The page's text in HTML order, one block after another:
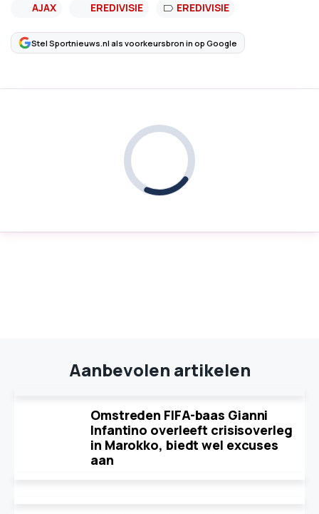
AJAX EREDIVISIE EREDIVISIE
Stel Sportnieuws.nl als voorkeursbron in op Google
Aanbevolen artikelen
Omstreden FIFA-baas Gianni
Infantino overleeft crisisoverleg
in Marokko, biedt wel excuses
aan